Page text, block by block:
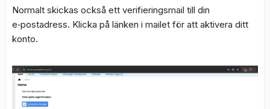
Normalt skickas också ett verifieringsmail till din
e‑postadress. Klicka på länken i mailet för att aktivera ditt
konto.